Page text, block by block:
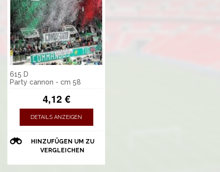
615 D
Party cannon - cm 58
4,12 €
DETAILS ANZEIGEN
HINZUFÜGEN UM ZU
VERGLEICHEN